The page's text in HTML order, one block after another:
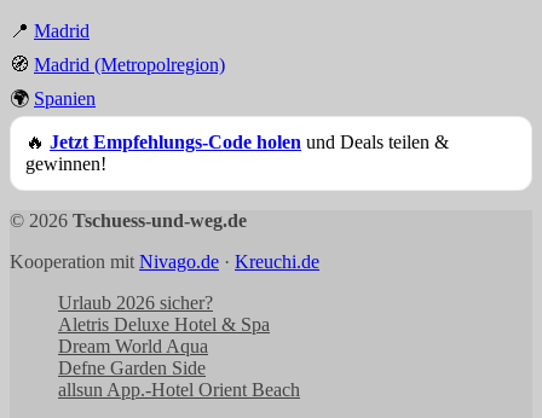
📍 Madrid
🧭 Madrid (Metropolregion)
🌍 Spanien
🔥 Jetzt Empfehlungs-Code holen und Deals teilen &
gewinnen!
© 2026 Tschuess-und-weg.de
Kooperation mit Nivago.de · Kreuchi.de
Urlaub 2026 sicher?
Aletris Deluxe Hotel & Spa
Dream World Aqua
Defne Garden Side
allsun App.-Hotel Orient Beach